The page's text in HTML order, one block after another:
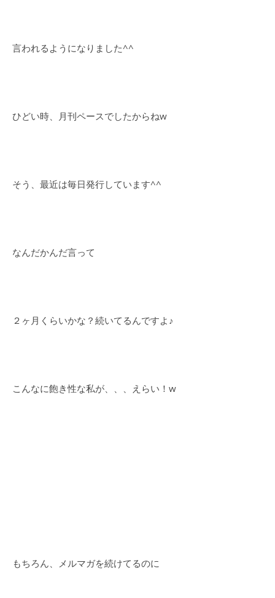
言われるようになりました^^
ひどい時、月刊ペースでしたからねw
そう、最近は毎日発行しています^^
なんだかんだ言って
２ヶ月くらいかな？続いてるんですよ♪
こんなに飽き性な私が、、、えらい！w
もちろん、メルマガを続けてるのに